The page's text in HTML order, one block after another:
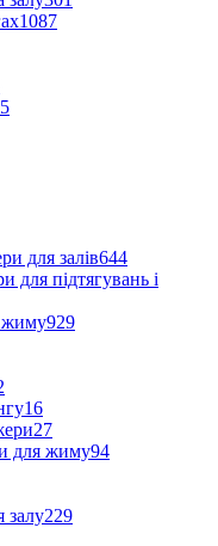
1087
для залів644
для підтягувань і
жиму929
16
27
для жиму94
залу229